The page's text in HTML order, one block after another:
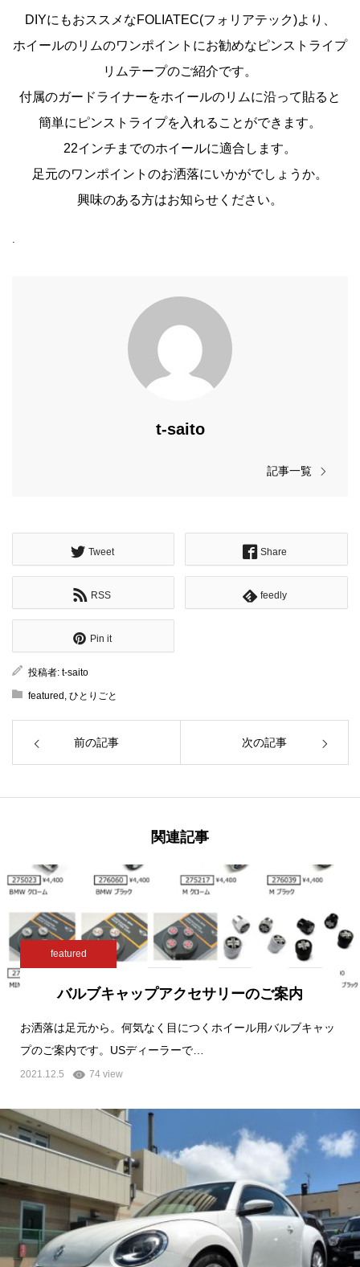
DIYにもおススメなFOLIATEC(フォリアテック)より、
ホイールのリムのワンポイントにお勧めなピンストライプ
リムテープのご紹介です。
付属のガードライナーをホイールのリムに沿って貼ると
簡単にピンストライプを入れることができます。
22インチまでのホイールに適合します。
足元のワンポイントのお洒落にいかがでしょうか。
興味のある方はお知らせください。
t-saito
記事一覧
Tweet Share
RSS feedly
Pin it
投稿者: t-saito
featured , ひとりごと
前の記事 次の記事
関連記事
featured
バルブキャップアクセサリーのご案内
お洒落は足元から。何気なく目につくホイール用バルブキャッ
プのご案内です。USディーラーで…
2021.12.5 74 view